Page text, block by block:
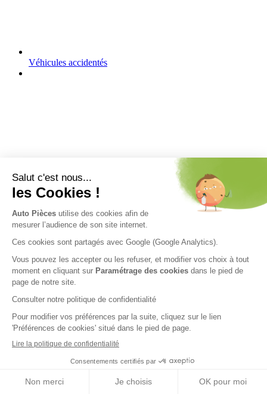
Véhicules accidentés
Nos engagements